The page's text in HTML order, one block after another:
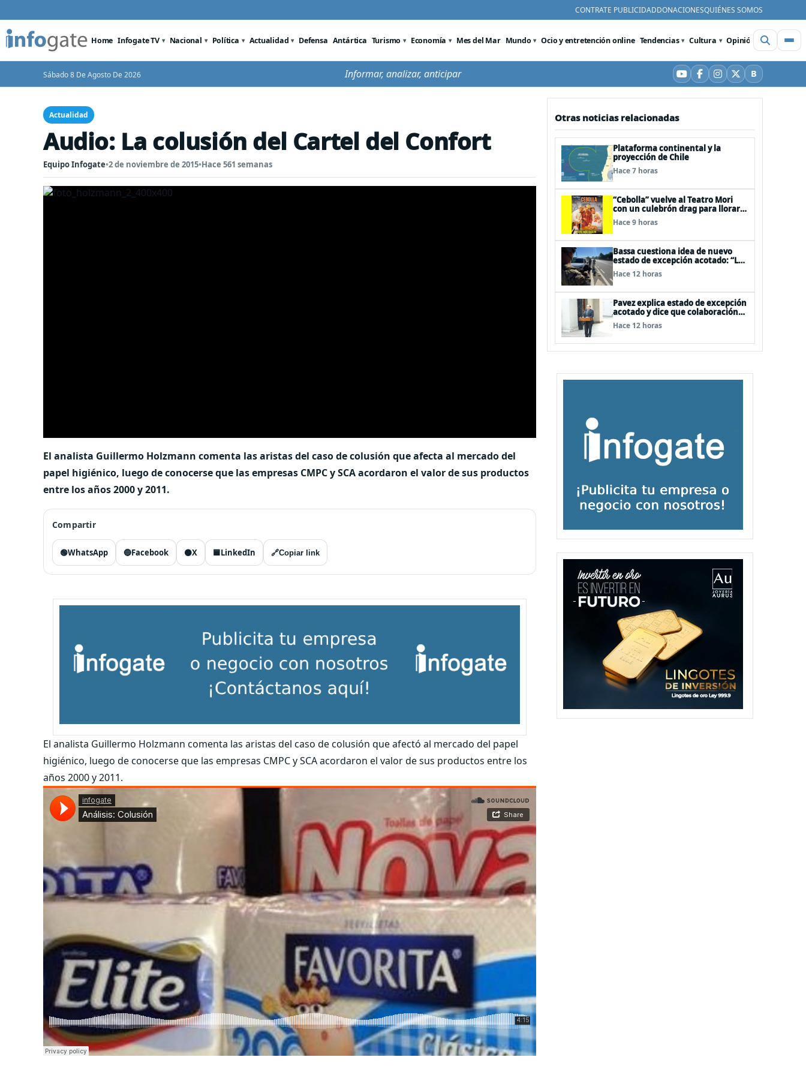
CONTRATE PUBLICIDADDONACIONESQUIÉNES SOMOS
Home Infogate TV Nacional Política Actualidad Defensa Antártica Turismo Economía Mes del Mar Mundo Ocio y entretención online Tendencias Cultura Opinión Videos
Sábado 8 De Agosto De 2026 Informar, analizar, anticipar YouTube
Facebook
Instagram
X BBluesky
Actualidad
Audio: La colusión del Cartel del Confort
Equipo Infogate•2 de noviembre de 2015•Hace 561 semanas
El analista Guillermo Holzmann comenta las aristas del caso de colusión que afecta al mercado del
papel higiénico, luego de conocerse que las empresas CMPC y SCA acordaron el valor de sus productos
entre los años 2000 y 2011.
Compartir
🟢WhatsApp 🔵Facebook ⚫X 🟦LinkedIn 🔗Copiar link
El analista Guillermo Holzmann comenta las aristas del caso de colusión que afectó al mercado del papel
higiénico, luego de conocerse que las empresas CMPC y SCA acordaron el valor de sus productos entre los
años 2000 y 2011.
Otras noticias relacionadas
Plataforma continental y la
proyección de Chile
Hace 7 horas
“Cebolla” vuelve al Teatro Mori
con un culebrón drag para llorar
de la risa
Hace 9 horas
Bassa cuestiona idea de nuevo
estado de excepción acotado: “Las
FFAA no son policías”
Hace 12 horas
Pavez explica estado de excepción
acotado y dice que colaboración
entre FFAA y policías, “es algo del
todo pertinente analizar”
Hace 12 horas